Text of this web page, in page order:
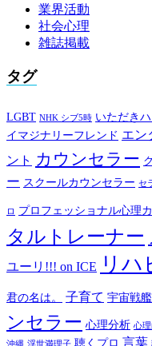
業界活動
社会心理
雑誌掲載
タグ
LGBT NHK シブ5時 いただき
イマジナリーフレンド エン
ント カウンセラー
ー スクールカウンセラー セ
ロ プロフェッショナル心理
タルトレーナー
ユーリ!!! on ICE リハ
君の名は。 子育て 宇宙戦
ンセラー 心理分析 心理
沖縄 浮世満理子 聴くプロ 言葉